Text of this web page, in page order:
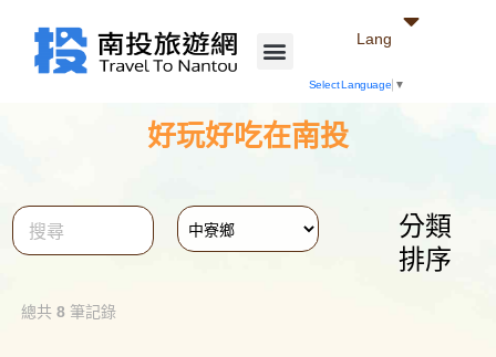
Lang
Select Language ▼
好玩好吃在南投
分類
排序
總共 8 筆記錄